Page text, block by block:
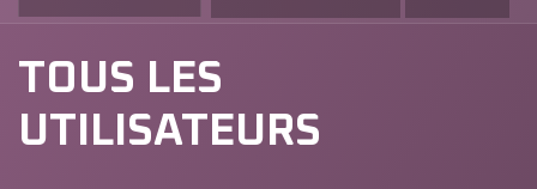
TOUS LES
UTILISATEURS